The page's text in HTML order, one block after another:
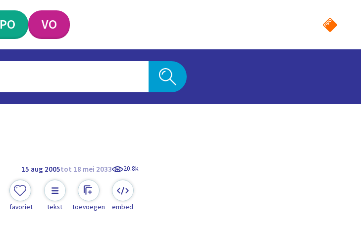
PO VO
15 aug 2005tot 18 mei 2033 20.8k
favoriet tekst toevoegen embed